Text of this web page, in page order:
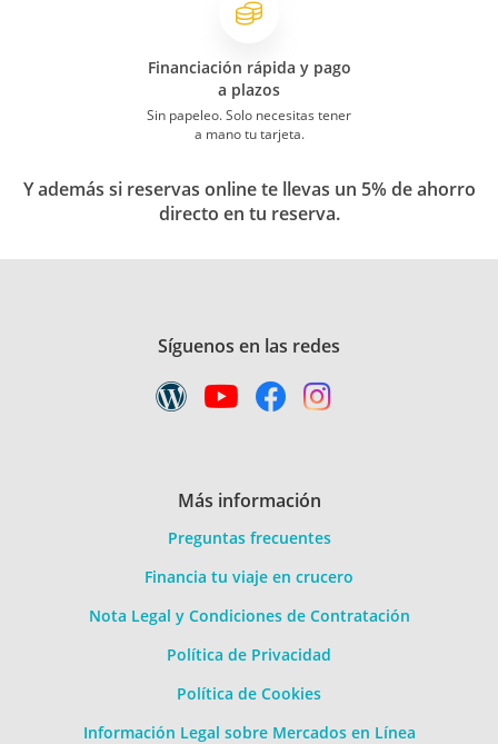
Financiación rápida y pago
a plazos
Sin papeleo. Solo necesitas tener
a mano tu tarjeta.
Y además si reservas online te llevas un 5% de ahorro
directo en tu reserva.
Síguenos en las redes
Más información
Preguntas frecuentes
Financia tu viaje en crucero
Nota Legal y Condiciones de Contratación
Política de Privacidad
Política de Cookies
Información Legal sobre Mercados en Línea